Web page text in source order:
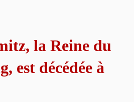
la Reine du
est décédée à